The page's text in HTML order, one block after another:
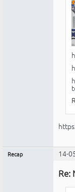
Recap 14-
Re: